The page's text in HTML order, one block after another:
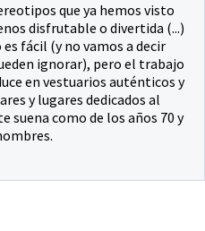
que ya hemos visto
disfrutable o divertida (...)
fácil (y no vamos a decir
ignorar), pero el trabajo
en vestuarios auténticos y
y lugares dedicados al
suena como de los años 70 y